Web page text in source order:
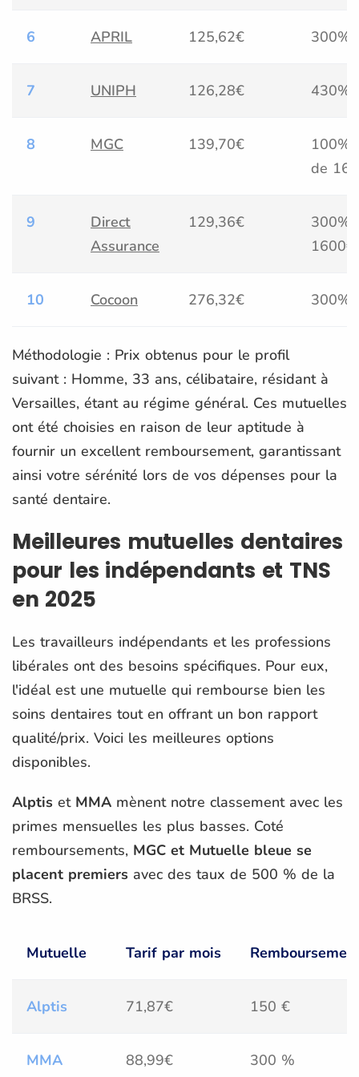
6 APRIL 125,62€ 300%
7 UNIPH 126,28€ 430%
8 MGC 139,70€
100%
de
9
Direct
Assurance
129,36€
300%
1600€)
10 Cocoon 276,32€ 300%
Méthodologie : Prix obtenus pour le profil
suivant : Homme, 33 ans, célibataire, résidant à
Versailles, étant au régime général. Ces mutuelles
ont été choisies en raison de leur aptitude à
fournir un excellent remboursement, garantissant
ainsi votre sérénité lors de vos dépenses pour la
santé dentaire.
Meilleures mutuelles dentaires
pour les indépendants et TNS
en 2025
Les travailleurs indépendants et les professions
libérales ont des besoins spécifiques. Pour eux,
l'idéal est une mutuelle qui rembourse bien les
soins dentaires tout en offrant un bon rapport
qualité/prix. Voici les meilleures options
disponibles.
Alptis et MMA mènent notre classement avec les
primes mensuelles les plus basses. Coté
remboursements, MGC et Mutuelle bleue se
placent premiers avec des taux de 500 % de la
BRSS.
Mutuelle Tarif par mois
Alptis 71,87€ 150 €
MMA 88,99€ 300 %